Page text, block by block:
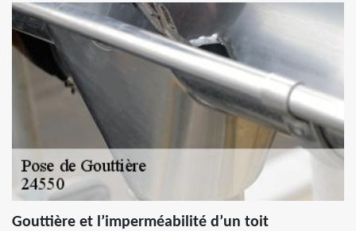
Gouttière et l’imperméabilité d’un toit